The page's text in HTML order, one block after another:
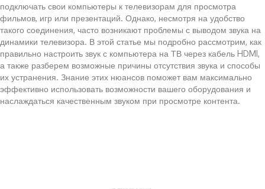
подключать свои компьютеры к телевизорам для просмотра
фильмов, игр или презентаций. Однако, несмотря на удобство
такого соединения, часто возникают проблемы с выводом звука на
динамики телевизора. В этой статье мы подробно рассмотрим, как
правильно настроить звук с компьютера на ТВ через кабель HDMI,
а также разберем возможные причины отсутствия звука и способы
их устранения. Знание этих нюансов поможет вам максимально
эффективно использовать возможности вашего оборудования и
наслаждаться качественным звуком при просмотре контента.